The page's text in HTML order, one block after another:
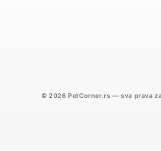
© 2026 PetCorner.rs — sva prava